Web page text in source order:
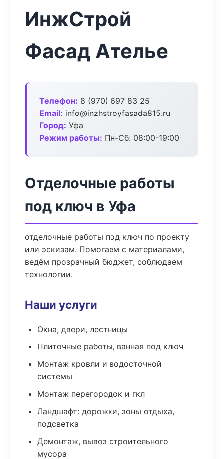
ИнжСтрой
Фасад Ателье
Телефон: 8 (970) 697 83 25
Email: info@inzhstroyfasada815.ru
Город: Уфа
Режим работы: Пн-Сб: 08:00-19:00
Отделочные работы
под ключ в Уфа
отделочные работы под ключ по проекту
или эскизам. Помогаем с материалами,
ведём прозрачный бюджет, соблюдаем
технологии.
Наши услуги
Окна, двери, лестницы
Плиточные работы, ванная под ключ
Монтаж кровли и водосточной
системы
Монтаж перегородок и гкл
Ландшафт: дорожки, зоны отдыха,
подсветка
Демонтаж, вывоз строительного
мусора